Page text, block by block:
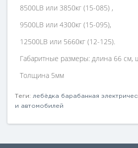
8500LB или 3850кг (15-085) ,
9500LB или 4300кг (15-095),
12500LB или 5660кг (12-125).
Габаритные размеры: длина 66 см,
Толщина 5мм
Теги: лебёдка барабанная
и автомобилей